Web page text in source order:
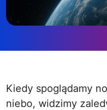
Kiedy spoglądamy nocą w rozgwieżdżone
niebo, widzimy